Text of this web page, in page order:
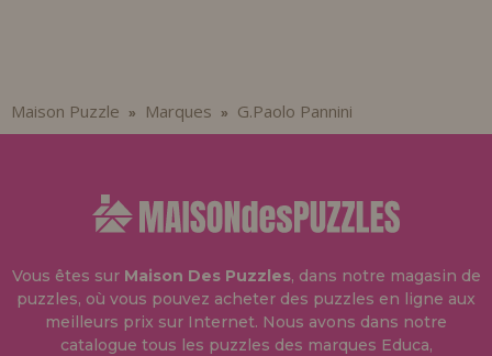
Maison Puzzle » Marques » G.Paolo Pannini
Vous êtes sur Maison Des Puzzles, dans notre magasin de
puzzles, où vous pouvez acheter des puzzles en ligne aux
meilleurs prix sur Internet. Nous avons dans notre
catalogue tous les puzzles des marques Educa,